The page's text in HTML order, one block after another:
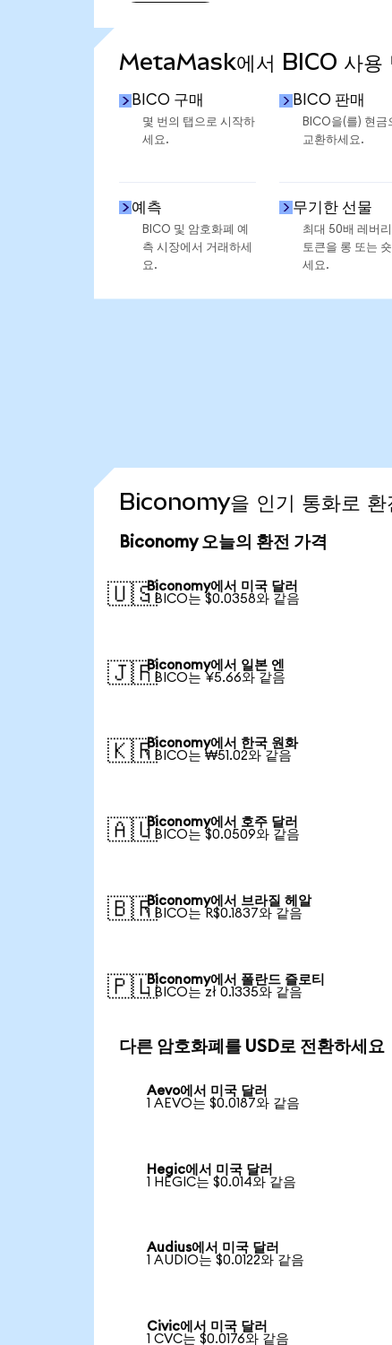
MetaMask에서 BICO 사용
BICO 구매
몇 번의 탭으로 시작하
세요.
BICO 판매
BICO을(를) 현금
교환하세요.
예측
BICO 및 암호화폐 예
측 시장에서 거래하세
요.
무기한 선물
최대 50배 레버
토큰을 롱 또는
세요.
Biconomy을 인기 통화로 환
Biconomy 오늘의 환전 가격
🇺🇸Biconomy에서 미국 달러
1 BICO는 $0.0358와 같음
🇯🇵Biconomy에서 일본 엔
1 BICO는 ¥5.66와 같음
🇰🇷Biconomy에서 한국 원화
1 BICO는 ₩51.02와 같음
🇦🇺Biconomy에서 호주 달러
1 BICO는 $0.0509와 같음
🇧🇷Biconomy에서 브라질 헤알
1 BICO는 R$0.1837와 같음
🇵🇱Biconomy에서 폴란드 즐로티
1 BICO는 zł 0.1335와 같음
다른 암호화폐를 USD로 전환하세요
Aevo에서 미국 달러
1 AEVO는 $0.0187와 같음
Hegic에서 미국 달러
1 HEGIC는 $0.014와 같음
Audius에서 미국 달러
1 AUDIO는 $0.0122와 같음
Civic에서 미국 달러
1 CVC는 $0.0176와 같음